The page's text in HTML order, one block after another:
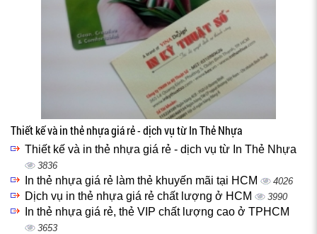
Thiết kế và in thẻ nhựa giá rẻ - dịch vụ từ In Thẻ Nhựa
Thiết kế và in thẻ nhựa giá rẻ - dịch vụ từ In Thẻ Nhựa
3836
In thẻ nhựa giá rẻ làm thẻ khuyến mãi tại HCM 4026
Dịch vụ in thẻ nhựa giá rẻ chất lượng ở HCM 3990
In thẻ nhựa giá rẻ, thẻ VIP chất lượng cao ở TPHCM
3653